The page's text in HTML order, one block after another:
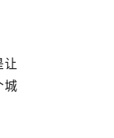
让
城